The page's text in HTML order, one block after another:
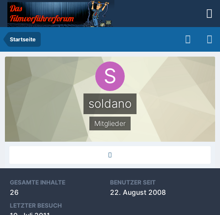
Startseite
soldano
Mitglieder
GESAMTE INHALTE
26
BENUTZER SEIT
22. August 2008
LETZTER BESUCH